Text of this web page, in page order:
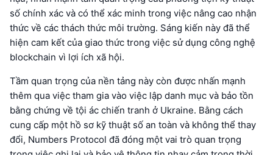
số chính xác và có thể xác minh trong việc nâng cao nhận
thức về các thách thức môi trường. Sáng kiến này đã thể
hiện cam kết của giao thức trong việc sử dụng công nghệ
blockchain vì lợi ích xã hội.
Tầm quan trọng của nền tảng này còn được nhấn mạnh
thêm qua việc tham gia vào việc lập danh mục và bảo tồn
bằng chứng về tội ác chiến tranh ở Ukraine. Bằng cách
cung cấp một hồ sơ kỹ thuật số an toàn và không thể thay
đổi, Numbers Protocol đã đóng một vai trò quan trọng